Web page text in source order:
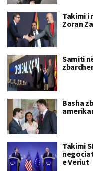
Takimi i
Zoran
Samiti
Basha
Takimi
e Veriut